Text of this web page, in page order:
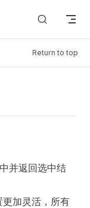
Return to top
并返回选中结
加灵活，所有